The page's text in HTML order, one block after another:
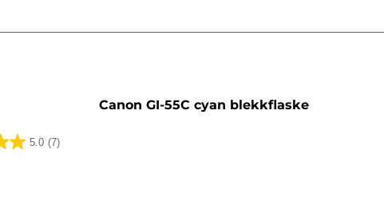
Canon GI-55C cyan blekkflaske
5.0 (7)